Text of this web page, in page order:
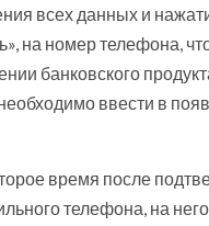
всех данных и
на номер телефона,
банковского
ввести в
время после
телефона, на